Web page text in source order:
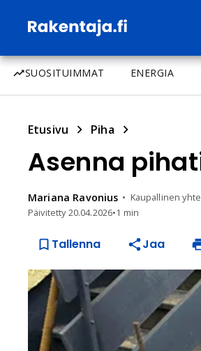
SUOSITUIMMAT ENERGIA
Etusivu Piha
Asenna
Mariana Ravonius Kaupallinen
Päivitetty20.04.2026•1 min
Tallenna Jaa